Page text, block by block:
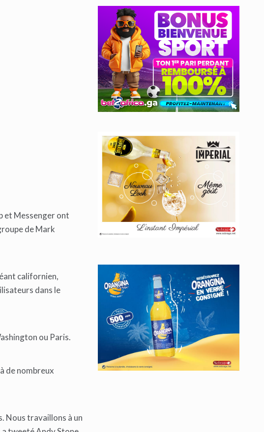
et Messenger ont
de Mark
californien,
dans le
ou Paris.
de nombreux
Nous travaillons à un